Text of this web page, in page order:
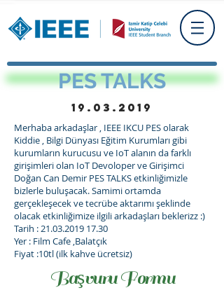
PES TALKS
19.03.2019
Merhaba arkadaşlar , IEEE IKCU PES olarak
Kiddie , Bilgi Dünyası Eğitim Kurumları gibi
kurumların kurucusu ve IoT alanın da farklı
girişimleri olan IoT Devoloper ve Girişimci
Doğan Can Demir PES TALKS etkinliğimizle
bizlerle buluşacak. Samimi ortamda
gerçekleşecek ve tecrübe aktarımı şeklinde
olacak etkinliğimize ilgili arkadaşları beklerizz :)
Tarih :21.03.2019 17.30
Yer : Film Cafe ,Balatçık
Fiyat :10tl (ilk kahve ücretsiz)
Başvuru Formu